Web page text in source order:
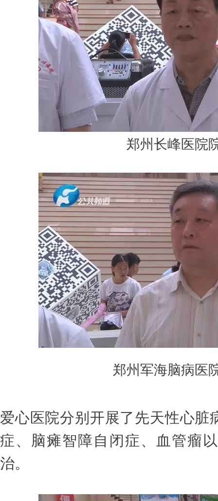
郑州长峰医院
郑州军海脑病医
爱心医院分别开展了先天性心脏
症、脑瘫智障自闭症 、
血管瘤
治。